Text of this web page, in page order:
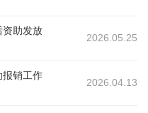
资助发放
2026.05.25
报销工作
2026.04.13